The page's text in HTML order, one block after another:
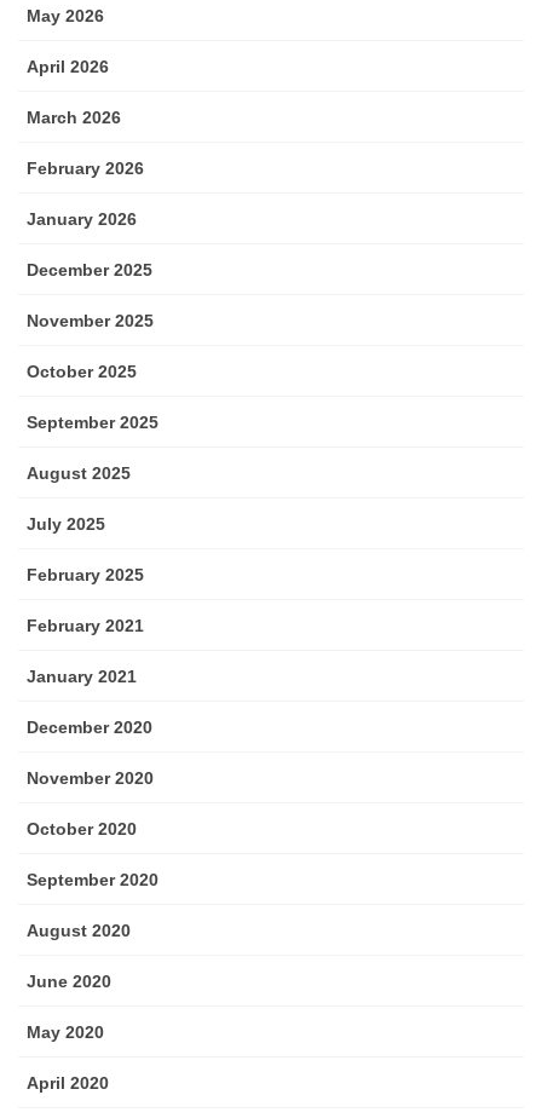
May 2026
April 2026
March 2026
February 2026
January 2026
December 2025
November 2025
October 2025
September 2025
August 2025
July 2025
February 2025
February 2021
January 2021
December 2020
November 2020
October 2020
September 2020
August 2020
June 2020
May 2020
April 2020